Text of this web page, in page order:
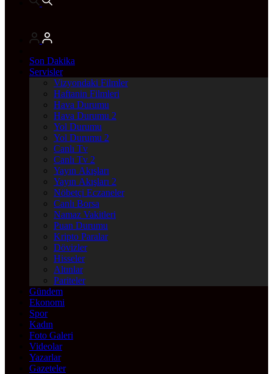
Son Dakika
Servisler
Vizyondaki Filmler
Haftanin Filmleri
Hava Durumu
Hava Durumu 2
Yol Durumu
Yol Durumu 2
Canlı Tv
Canlı Tv 2
Yayın Akışları
Yayın Akışları 2
Nöbetçi Eczaneler
Canlı Borsa
Namaz Vakitleri
Puan Durumu
Kripto Paralar
Dövizler
Hisseler
Altınlar
Pariteler
Gündem
Ekonomi
Spor
Kadın
Foto Galeri
Videolar
Yazarlar
Gazeteler